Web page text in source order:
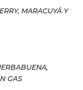
MARACUYÁ Y
GAS